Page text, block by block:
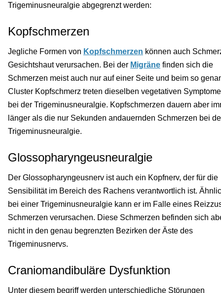
Trigeminusneuralgie abgegrenzt werden:
Kopfschmerzen
Jegliche Formen von Kopfschmerzen können auch
Gesichtshaut verursachen. Bei der Migräne finden sich die
Schmerzen meist auch nur auf einer Seite und beim so
Cluster Kopfschmerz treten dieselben vegetativen
bei der Trigeminusneuralgie. Kopfschmerzen dauern aber
länger als die nur Sekunden andauernden Schmerzen bei
Trigeminusneuralgie.
Glossopharyngeusneuralgie
Der Glossopharyngeusnerv ist auch ein Kopfnerv, der für die
Sensibilität im Bereich des Rachens verantwortlich ist.
bei einer Trigeminusneuralgie kann er im Falle eines
Schmerzen verursachen. Diese Schmerzen befinden sich
nicht in den genau begrenzten Bezirken der Äste des
Trigeminusnervs.
Craniomandibuläre Dysfunktion
Unter diesem begriff werden unterschiedliche Störungen